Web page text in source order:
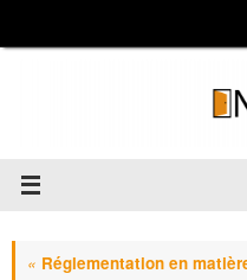
« Réglementation en